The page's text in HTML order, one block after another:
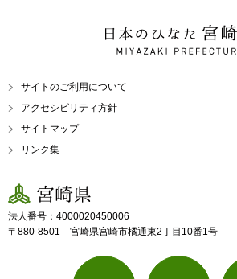
日本のひなた 宮崎県
MIYAZAKI PREFECTURE
サイトのご利用について
アクセシビリティ方針
サイトマップ
リンク集
宮崎県
法人番号：4000020450006
〒880-8501 宮崎県宮崎市橘通東2丁目10番1号